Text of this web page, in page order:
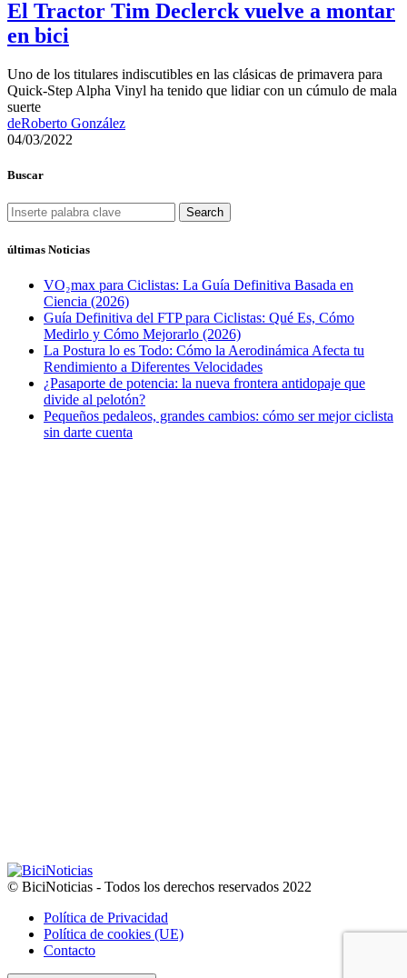
El Tractor Tim Declerck vuelve a montar
en bici
Uno de los titulares indiscutibles en las clásicas de primavera para
Quick-Step Alpha Vinyl ha tenido que lidiar con un cúmulo de mala
suerte
deRoberto González
04/03/2022
Buscar
Search
últimas Noticias
VO₂max para Ciclistas: La Guía Definitiva Basada en
Ciencia (2026)
Guía Definitiva del FTP para Ciclistas: Qué Es, Cómo
Medirlo y Cómo Mejorarlo (2026)
La Postura lo es Todo: Cómo la Aerodinámica Afecta tu
Rendimiento a Diferentes Velocidades
¿Pasaporte de potencia: la nueva frontera antidopaje que
divide al pelotón?
Pequeños pedaleos, grandes cambios: cómo ser mejor ciclista
sin darte cuenta
© BiciNoticias - Todos los derechos reservados 2022
Política de Privacidad
Política de cookies (UE)
Contacto